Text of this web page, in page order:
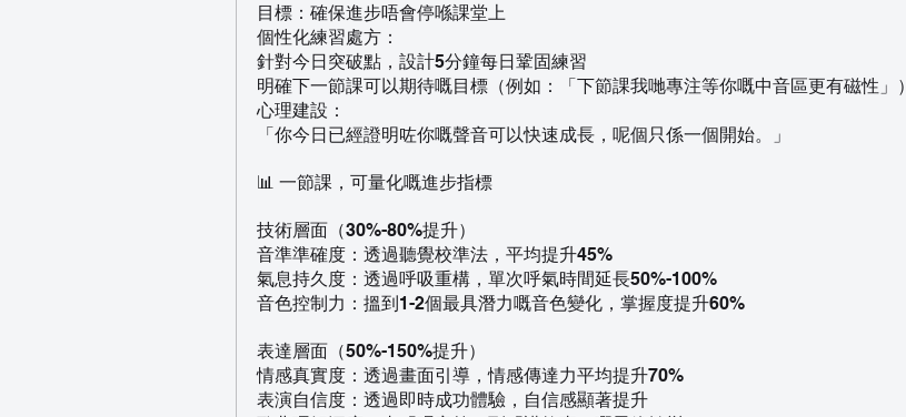
目標：確保進步唔會停喺課堂上
個性化練習處方：
針對今日突破點，設計5分鐘每日鞏固練習
明確下一節課可以期待嘅目標（例如：「下節課我哋專注等你嘅中音區更有磁性」）
心理建設：
「你今日已經證明咗你嘅聲音可以快速成長，呢個只係一個開始。」
📊 一節課，可量化嘅進步指標
技術層面（30%-80%提升）
音準準確度：透過聽覺校準法，平均提升45%
氣息持久度：透過呼吸重構，單次呼氣時間延長50%-100%
音色控制力：搵到1-2個最具潛力嘅音色變化，掌握度提升60%
表達層面（50%-150%提升）
情感真實度：透過畫面引導，情感傳達力平均提升70%
表演自信度：透過即時成功體驗，自信感顯著提升